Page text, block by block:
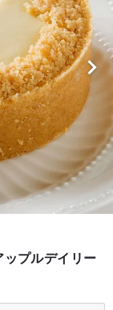
プルデイリー